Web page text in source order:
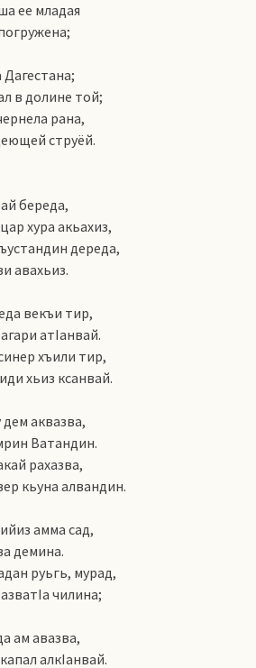
ее младая
в долине той;
рана,
струёй.
береда,
хура акьахиз,
дереда,
авахьиз.
векъи тир,
атIанвай.
хъили тир,
хьиз ксанвай.
дем аквазва,
Ватандин.
рахазва,
кьуна алвандин.
амма сад,
демина.
руьгь, мурад,
чилина;
ам авазва,
алкIанвай.